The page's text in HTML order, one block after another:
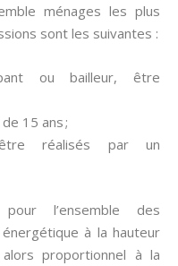
ménages les plus
sont les suivantes :
ou bailleur, être
15 ans ;
réalisés par un
l’ensemble des
à la hauteur
proportionnel à la